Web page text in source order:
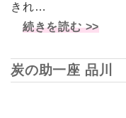
きれ…
続きを読む >>
炭の助一座 品川